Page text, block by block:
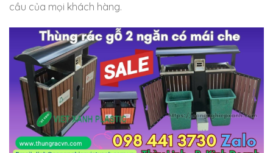
cầu của mọi khách hàng.